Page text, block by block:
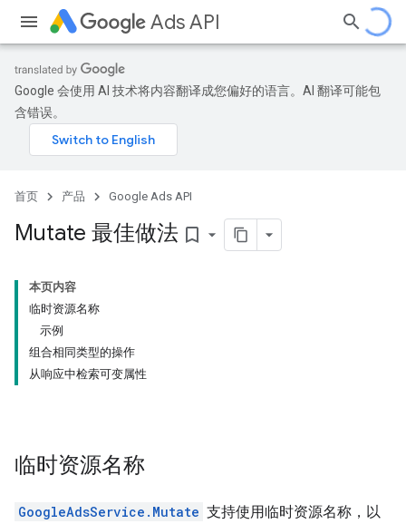
Ads API
Google 会使用 AI 技术将内容翻译成您偏好的语言。AI 翻译可能包
含错误。
首页 产品 Google Ads API
Mutate 最佳做法 bookmark_border
本页内容
临时资源名称
示例
组合相同类型的操作
从响应中检索可变属性
临时资源名称
GoogleAdsService.Mutate 支持使用临时资源名称，以